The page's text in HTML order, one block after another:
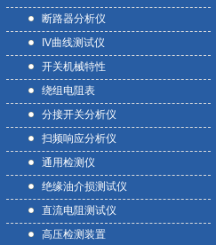
断路器分析仪
IV曲线测试仪
开关机械特性
绕组电阻表
分接开关分析仪
扫频响应分析仪
通用检测仪
绝缘油介损测试仪
直流电阻测试仪
高压检测装置